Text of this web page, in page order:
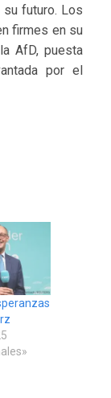
futuro. Los
firmes en su
AfD, puesta
por el